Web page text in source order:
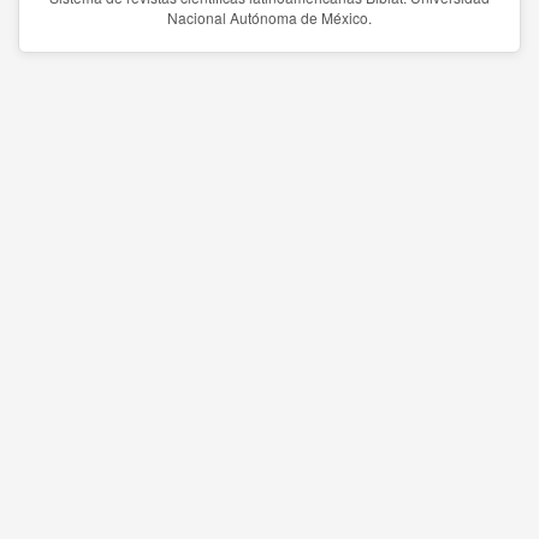
Nacional Autónoma de México.